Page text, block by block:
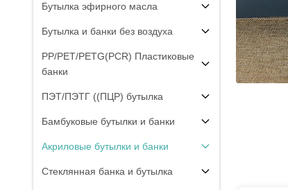
Бутылка эфирного масла
Бутылка и банки без воздуха
PP/PET/PETG(PCR) Пластиковые
банки
ПЭТ/ПЭТГ ((ПЦР) бутылка
Бамбуковые бутылки и банки
Акриловые бутылки и банки
Стеклянная банка и бутылка